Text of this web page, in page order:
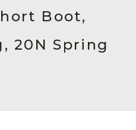
Boot,
20N Spring